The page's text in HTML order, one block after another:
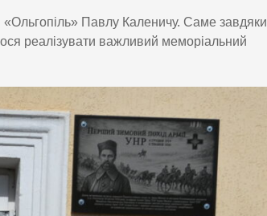
Павлу Каленичу. Саме завдяки
реалізувати важливий меморіальний